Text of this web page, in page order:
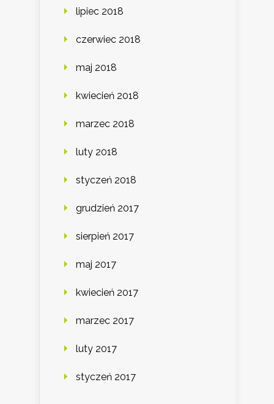
lipiec 2018
czerwiec 2018
maj 2018
kwiecień 2018
marzec 2018
luty 2018
styczeń 2018
grudzień 2017
sierpień 2017
maj 2017
kwiecień 2017
marzec 2017
luty 2017
styczeń 2017